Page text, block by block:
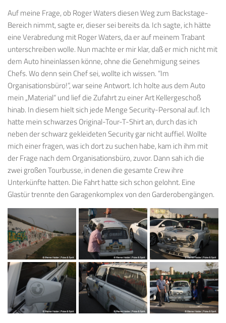
Auf meine Frage, ob Roger Waters diesen Weg zum Backstage-
Bereich nimmt, sagte er, dieser sei bereits da. Ich sagte, ich hätte
eine Verabredung mit Roger Waters, da er auf meinem Trabant
unterschreiben wolle. Nun machte er mir klar, daß er mich nicht mit
dem Auto hineinlassen könne, ohne die Genehmigung seines
Chefs. Wo denn sein Chef sei, wollte ich wissen. “Im
Organisationsbüro!”, war seine Antwort. Ich holte aus dem Auto
mein „Material“ und lief die Zufahrt zu einer Art Kellergeschoß
hinab. In diesem hielt sich jede Menge Security-Personal auf. Ich
hatte mein schwarzes Original-Tour-T-Shirt an, durch das ich
neben der schwarz gekleideten Security gar nicht auffiel. Wollte
mich einer fragen, was ich dort zu suchen habe, kam ich ihm mit
der Frage nach dem Organisationsbüro, zuvor. Dann sah ich die
zwei großen Tourbusse, in denen die gesamte Crew ihre
Unterkünfte hatten. Die Fahrt hatte sich schon gelohnt. Eine
Glastür trennte den Garagenkomplex von den Garderobengängen.